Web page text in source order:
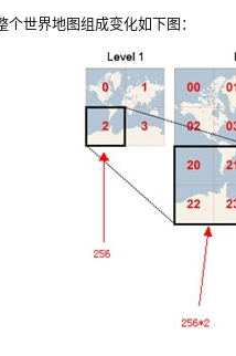
世界地图组成变化如下图：